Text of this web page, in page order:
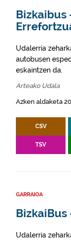
Bizkaibus
Udalerria
autobusen
eskaintzen da.
Arteako Udala
Azken aldaketa
CSV
TSV
GARRAIOA
BizkaiBus
Udalerria